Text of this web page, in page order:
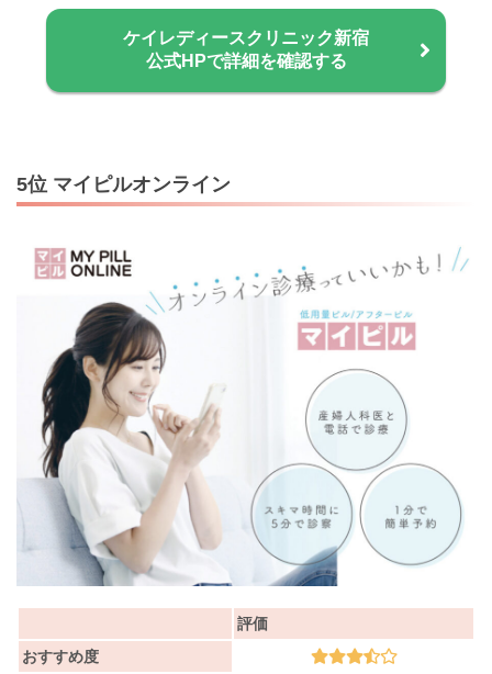
ケイレディースクリニック新宿
公式HPで詳細を確認する
5位 マイピルオンライン
評価
おすすめ度